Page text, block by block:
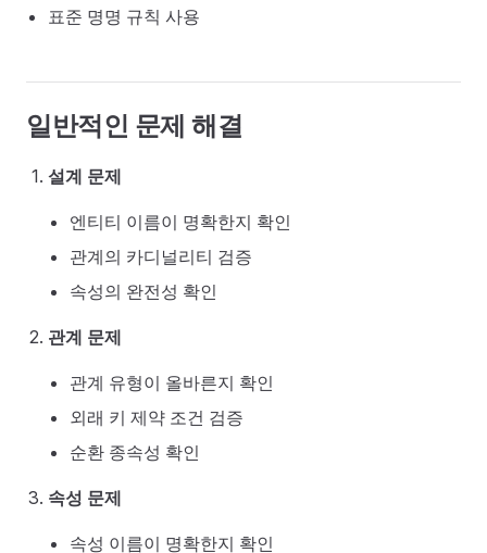
표준 명명 규칙 사용
일반적인 문제 해결
설계 문제
엔티티 이름이 명확한지 확인
관계의 카디널리티 검증
속성의 완전성 확인
관계 문제
관계 유형이 올바른지 확인
외래 키 제약 조건 검증
순환 종속성 확인
속성 문제
속성 이름이 명확한지 확인